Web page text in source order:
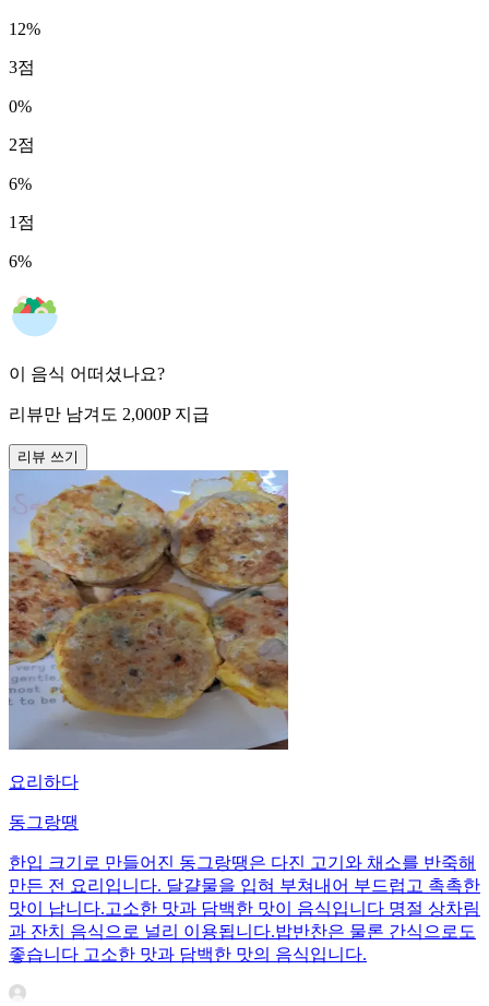
12%
3점
0%
2점
6%
1 점
6%
이 음식 어떠셨나요?
리뷰만 남겨도 2,000P 지급
리뷰 쓰기
요리하다
동그랑땡
한입 크기로 만들어진 동그랑땡은 다진 고기와 채소를 반죽해
만든 전 요리입니다. 달걀물을 입혀 부쳐내어 부드럽고 촉촉한
맛이 납니다.고소한 맛과 담백한 맛이 음식입니다 명절 상차림
과 잔치 음식으로 널리 이용됩니다.밥반찬은 물론 간식으로도
좋습니다 고소한 맛과 담백한 맛의 음식입니다.